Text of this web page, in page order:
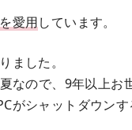
愛用しています。
ました。
ので、9年以上お
がシャットダウン